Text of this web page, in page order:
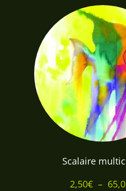
Scalaire
2,50€ –